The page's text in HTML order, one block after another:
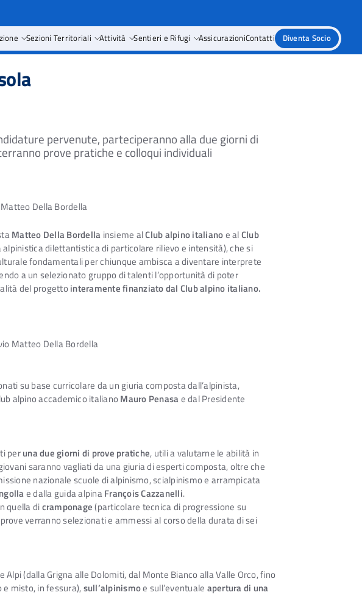
Sezioni Territoriali Attività Sentieri e Rifugi AssicurazioniContatti Diventa Socio
pervenute, parteciperanno alla due giorni di
prove pratiche e colloqui individuali
Della Bordella
Matteo Della Bordella insieme alClub alpino italianoe alClub
dilettantistica di particolare rilievo e intensità), che si
fondamentali per chiunque ambisca a diventare interprete
a un selezionato gruppo di talenti l’opportunità di poter
del progettointeramente finanziato dal Club alpino italiano.
Matteo Della Bordella
su base curricolare da un giuria composta dall’alpinista,
alpino accademico italianoMauro Penasae dal Presidente
peruna due giorni di prove pratiche, utili a valutarne le abilità in
saranno vagliati da una giuria di esperti composta, oltre che
nazionale scuole di alpinismo, scialpinismo e arrampicata
e dalla guida alpinaFrançois Cazzanelli.
quella dicramponage(particolare tecnica di progressione su
verranno selezionati e ammessi al corso della durata di sei
Alpi (dalla Grigna alle Dolomiti, dal Monte Bianco alla Valle Orco, fino
misto, in fessura),sull’alpinismoe sull’eventuale apertura di una